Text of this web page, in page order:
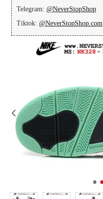
Telegram: @NeverStopShop
Tiktok: @NeverStopShop.com